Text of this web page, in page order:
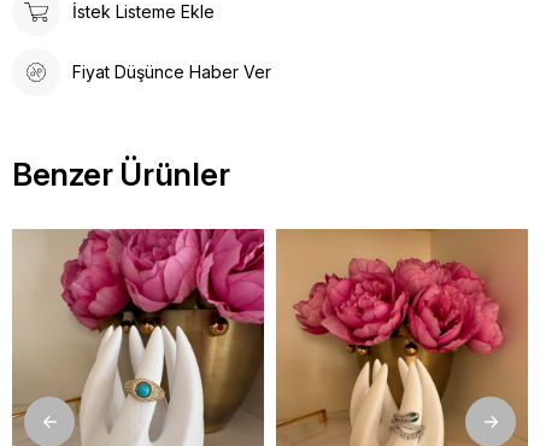
İstek Listeme Ekle
Fiyat Düşünce Haber Ver
Benzer Ürünler